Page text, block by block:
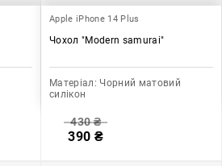
Apple iPhone 14 Plus
Чохол "Modern samurai"
Матеріал: Чорний матовий
силікон
430₴
390 ₴